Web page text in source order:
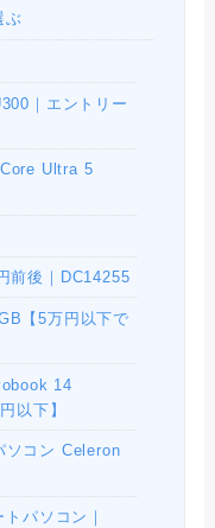
ぶ
｜エントリー
Ultra 5
前後｜DC14255
【5万円以下で
14
以下】
ソコン Celeron
パソコン｜